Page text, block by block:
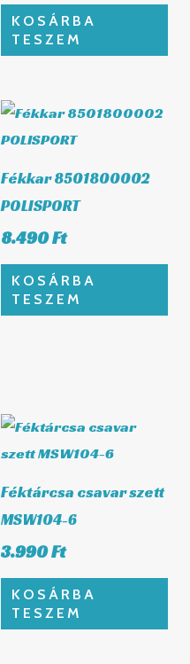
KOSÁRBA
TESZEM
Fékkar 8501800002
POLISPORT
8.490Ft
KOSÁRBA
TESZEM
Féktárcsa csavar szett
MSW104-6
3.990Ft
KOSÁRBA
TESZEM